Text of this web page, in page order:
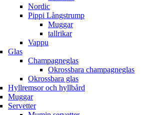
Nordic
Pippi Långstrump
Muggar
tallrikar
Vappu
Glas
Champagneglas
Okrossbara champagneglas
Okrossbara glas
Hyllremsor och hyllbård
Muggar
Servetter